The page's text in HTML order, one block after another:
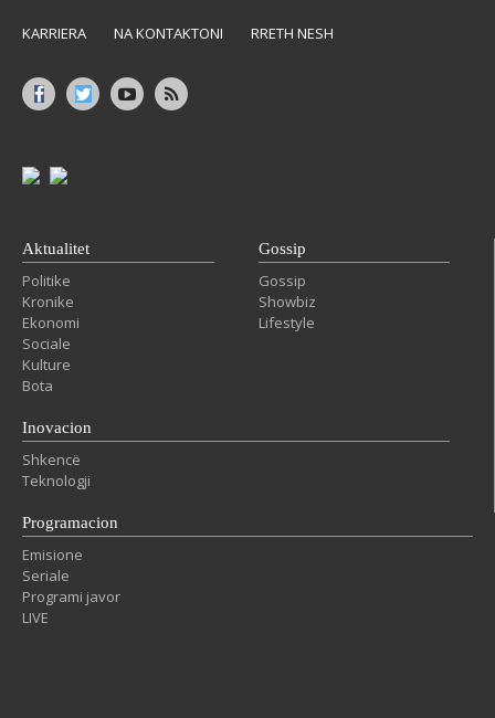
KARRIERA NA KONTAKTONI RRETH NESH
Aktualitet
Politike
Kronike
Ekonomi
Sociale
Kulture
Bota
Gossip
Gossip
Showbiz
Lifestyle
Inovacion
Shkencë
Teknologji
Programacion
Emisione
Seriale
Programi javor
LIVE